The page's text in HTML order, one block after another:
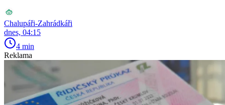
Chalupáři-Zahrádkáři
dnes, 04:15
4 min
Reklama